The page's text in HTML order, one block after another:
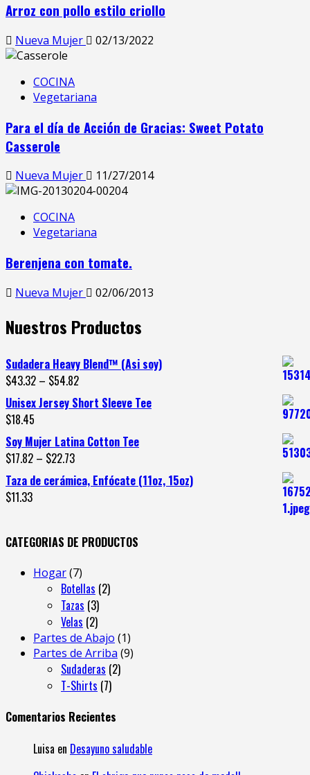
Arroz con pollo estilo criollo
Nueva Mujer 02/13/2022
COCINA
Vegetariana
Para el día de Acción de Gracias: Sweet Potato
Casserole
Nueva Mujer 11/27/2014
COCINA
Vegetariana
Berenjena con tomate.
Nueva Mujer 02/06/2013
Nuestros Productos
Sudadera Heavy Blend™ (Asi soy)
$43.32 – $54.82
Unisex Jersey Short Sleeve Tee
$18.45
Soy Mujer Latina Cotton Tee
$17.82 – $22.73
Taza de cerámica, Enfócate (11oz, 15oz)
$11.33
CATEGORIAS DE PRODUCTOS
Hogar 7
Botellas 2
Tazas 3
Velas 2
Partes de Abajo 1
Partes de Arriba 9
Sudaderas 2
T-Shirts 7
Comentarios Recientes
Luisa en Desayuno saludable